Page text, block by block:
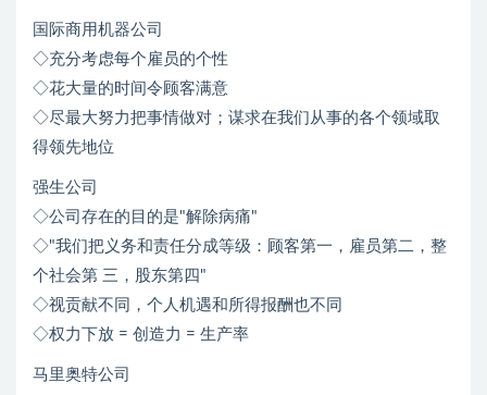
国际商用机器公司
◇充分考虑每个雇员的个性
◇花大量的时间令顾客满意
◇尽最大努力把事情做对；谋求在我们从事的各个领域取
得领先地位
强生公司
◇公司存在的目的是"解除病痛"
◇"我们把义务和责任分成等级：顾客第一，雇员第二，整
个社会第 三，股东第四"
◇视贡献不同，个人机遇和所得报酬也不同
◇权力下放 = 创造力 = 生产率
马里奥特公司